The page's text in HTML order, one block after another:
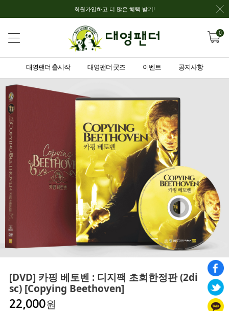
회원가입하고 더 많은 혜택 받기!
0
대영팬더 출시작 대영팬더 굿즈 이벤트 공지사항
[DVD] 카핑 베토벤 : 디지팩 초회한정판 (2di
sc) [Copying Beethoven]
22,000원